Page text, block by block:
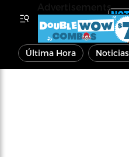
Última Hora Noticias
Advertisements